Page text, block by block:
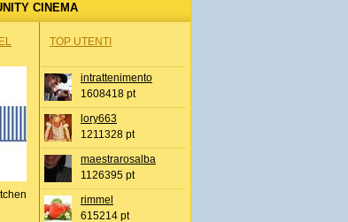
CINEMA
TOP UTENTI
intrattenimento
1608418 pt
lory663
1211328 pt
maestrarosalba
1126395 pt
rimmel
615214 pt